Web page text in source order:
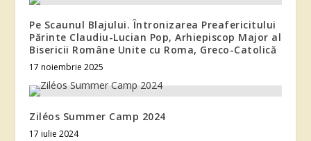
Pe Scaunul Blajului. Întronizarea Preafericitului
Părinte Claudiu-Lucian Pop, Arhiepiscop Major al
Bisericii Române Unite cu Roma, Greco-Catolică
17 noiembrie 2025
Ziléos Summer Camp 2024
17 iulie 2024